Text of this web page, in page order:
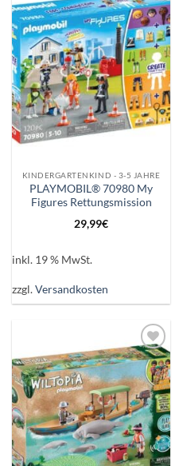
Auf die
Wunschliste
KINDERGARTENKIND - 3-5 JAHRE
PLAYMOBIL® 70980 My
Figures Rettungsmission
29,99€
inkl. 19 % MwSt.
zzgl.Versandkosten
Auf die
Wunschliste